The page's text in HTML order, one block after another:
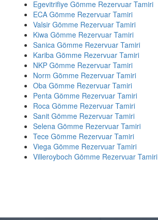
Egevitrifiye Gömme Rezervuar Tamiri
ECA Gömme Rezervuar Tamiri
Valsir Gömme Rezervuar Tamiri
Kiwa Gömme Rezervuar Tamiri
Sanica Gömme Rezervuar Tamiri
Kariba Gömme Rezervuar Tamiri
NKP Gömme Rezervuar Tamiri
Norm Gömme Rezervuar Tamiri
Oba Gömme Rezervuar Tamiri
Penta Gömme Rezervuar Tamiri
Roca Gömme Rezervuar Tamiri
Sanit Gömme Rezervuar Tamiri
Selena Gömme Rezervuar Tamiri
Tece Gömme Rezervuar Tamiri
Viega Gömme Rezervuar Tamiri
Villeroyboch Gömme Rezervuar Tamiri